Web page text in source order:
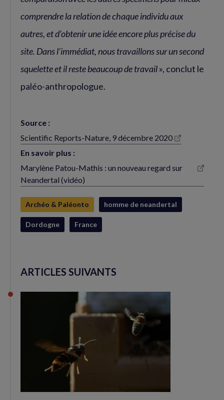
comprendre la relation de chaque individu aux
autres, et d’obtenir une idée encore plus précise du
site. Dans l’immédiat, nous travaillons sur un second
squelette et il reste beaucoup de travail», conclut le
paléo-anthropologue.
Source :
Scientific Reports-Nature, 9 décembre 2020
(nouvelle
fenêtre)
En savoir plus :
Marylène Patou-Mathis : un nouveau regard sur
Neandertal (vidéo)
(nouvelle
fenêtre)
Archéo & Paléonto homme de neandertal
Dordogne France
ARTICLES SUIVANTS